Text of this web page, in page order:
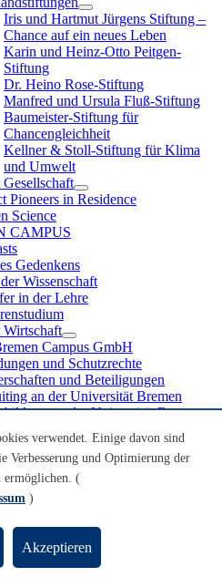
Iris und Hartmut Jürgens Stiftung –
Chance auf ein neues Leben
Karin und Heinz-Otto Peitgen-
Stiftung
Dr. Heino Rose-Stiftung
Manfred und Ursula Fluß-Stiftung
Baumeister-Stiftung für
Chancengleichheit
Kellner & Stoll-Stiftung für Klima
und Umwelt
Pioneers in Residence
Science
CAMPUS
Gedenkens
Wissenschaft
in der Lehre
Wirtschaft
Campus GmbH
und Schutzrechte
und Beteiligungen
an der Universität Bremen
an der Universität Bremen
und Schüler
MINT-Schnupperstudium
Servicestelle für Transferaktivitäten
der Universität Bremen
verwendet. Einige davon sind
Verbesserung und Optimierung der
ermöglichen. (
)
Akzeptieren